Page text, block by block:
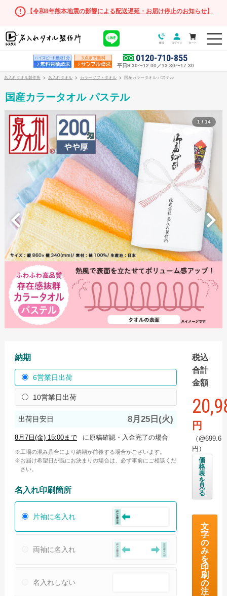
【令和8年熊本地震の影響による配送遅延・お届け停止のお知らせ】
0120-710-855
平日9:30〜12:00／13:30〜17:30
オリジナルタオル
オリジナルタオル商品一覧
フェイスタオル
マフラータオル
手ぬぐい
スポーツタオル
ハンドタオル
ミニタオル
バスタオル
名入れタオル
国産白ソフトタオル
国産白ソフトタオル フルカラーインクジェット
国産白ソフトタオル 枠ありプリント
【最短翌日出荷】国産白ソフトタオル（タオル・のし
名入れなし）
国産白シリンダータオル
海外産白シリンダータオル
国産カラータオル ビビッド
国産カラータオル パステル
今治あぜ織フェイスタオル
お問い合わせ
名入れタオル製作所 名入れタオル カラーソフトタオル 国産カラータオル パステル
国産カラータオル パステル
1 / 14
納期
6営業日出荷
10営業日出荷
出荷目安日 8月25日(火)
に原稿確認・入金完了の場合
工場の混み具合により納期が前後する場合がございます。
お届け希望日が既にお決まりの場合は、必ず事前にご相談くだ
さい。
名入れ印刷箇所
片袖に名入れ
両袖に名入れ
名入れしない
税込
合計
金額
円
（@699.6
円）
価
格
表
を
見
る
文
字
の
み
を
印
刷
の
注